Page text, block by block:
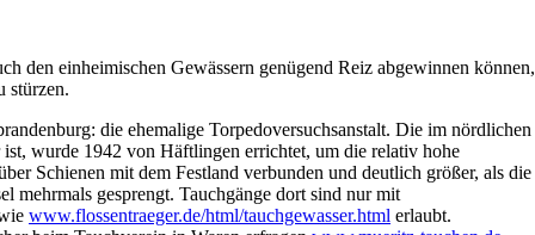
den einheimischen Gewässern genügend Reiz abgewinnen können,
stürzen.
die ehemalige Torpedoversuchsanstalt. Die im nördlichen
wurde 1942 von Häftlingen errichtet, um die relativ hohe
Schienen mit dem Festland verbunden und deutlich größer, als die
mehrmals gesprengt. Tauchgänge dort sind nur mit
www.flossentraeger.de/html/tauchgewasser.html erlaubt.